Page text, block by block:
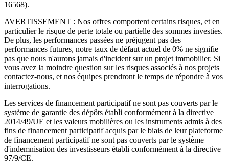
16568).
AVERTISSEMENT : Nos offres comportent certains risques, et en
particulier le risque de perte totale ou partielle des sommes investies.
De plus, les performances passées ne préjugent pas des
performances futures, notre taux de défaut actuel de 0% ne signifie
pas que nous n'aurons jamais d'incident sur un projet immobilier. Si
vous avez la moindre question sur les risques associés à nos projets
contactez-nous, et nos équipes prendront le temps de répondre à vos
interrogations.
Les services de financement participatif ne sont pas couverts par le
système de garantie des dépôts établi conformément à la directive
2014/49/UE et les valeurs mobilières ou les instruments admis à des
fins de financement participatif acquis par le biais de leur plateforme
de financement participatif ne sont pas couverts par le système
d'indemnisation des investisseurs établi conformément à la directive
97/9/CE.